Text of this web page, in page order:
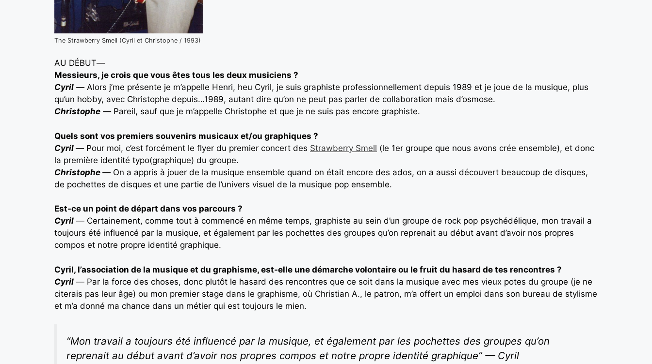
The Strawberry Smell (Cyril et Christophe / 1993)
AU DÉBUT—
Messieurs, je crois que vous êtes tous les deux musiciens ?
Cyril —Alors j’me présente je m’appelle Henri, heu Cyril, je suis graphiste professionnellement depuis 1989 et je joue de la musique, plus
qu’un hobby, avec Christophe depuis…1989, autant dire qu’on ne peut pas parler de collaboration mais d’osmose.
Christophe —Pareil, sauf que je m’appelle Christophe et que je ne suis pas encore graphiste.
Quels sont vos premiers souvenirs musicaux et/ou graphiques ?
Cyril —Pour moi, c’est forcément le flyer du premier concert des Strawberry Smell (le 1er groupe que nous avons crée ensemble), et donc
la première identité typo(graphique) du groupe.
Christophe —On a appris à jouer de la musique ensemble quand on était encore des ados, on a aussi découvert beaucoup de disques,
de pochettes de disques et une partie de l’univers visuel de la musique pop ensemble.
Est-ce un point de départ dans vos parcours ?
Cyril —Certainement, comme tout à commencé en même temps, graphiste au sein d’un groupe de rock pop psychédélique, mon travail a
toujours été influencé par la musique, et également par les pochettes des groupes qu’on reprenait au début avant d’avoir nos propres
compos et notre propre identité graphique.
Cyril, l’association de la musique et du graphisme, est-elle une démarche volontaire ou le fruit du hasard de tes rencontres ?
Cyril —Par la force des choses, donc plutôt le hasard des rencontres que ce soit dans la musique avec mes vieux potes du groupe (je ne
citerais pas leur âge) ou mon premier stage dans le graphisme, où Christian A., le patron, m’a offert un emploi dans son bureau de stylisme
et m’a donné ma chance dans un métier qui est toujours le mien.
“Mon travail a toujours été influencé par la musique, et également par les pochettes des groupes qu’on
reprenait au début avant d’avoir nos propres compos et notre propre identité graphique” — Cyril